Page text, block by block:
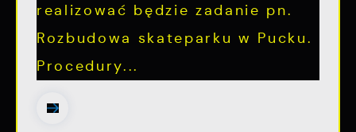
realizować będzie zadanie pn.
Rozbudowa skateparku w Pucku.
Procedury...